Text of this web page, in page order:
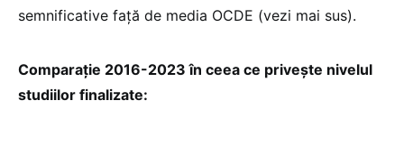
semnificative față de media OCDE (vezi mai sus).
Comparație 2016-2023 în ceea ce privește nivelul
studiilor finalizate: